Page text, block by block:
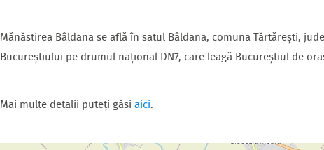
Mănăstirea Bâldana se află în satul Bâldana, comuna Tărtărești,
Bucureștiului pe drumul național DN7, care leagă Bucureștiul de
Mai multe detalii puteți găsi aici.